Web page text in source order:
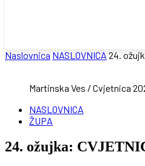
Naslovnica NASLOVNICA 24.
Martinska Ves / Cvjetnica
NASLOVNICA
ŽUPA
24. ožujka: